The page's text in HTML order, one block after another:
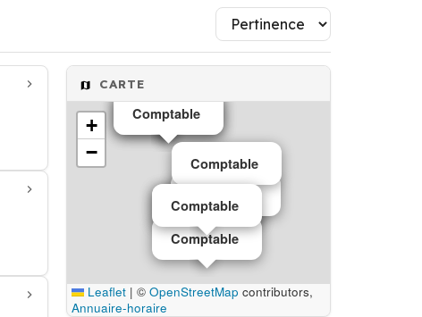
CARTE
Comptable
Comptable
Comptable
Comptable
Comptable
Comptable
+
−
Leaflet | © OpenStreetMap contributors,
Annuaire-horaire